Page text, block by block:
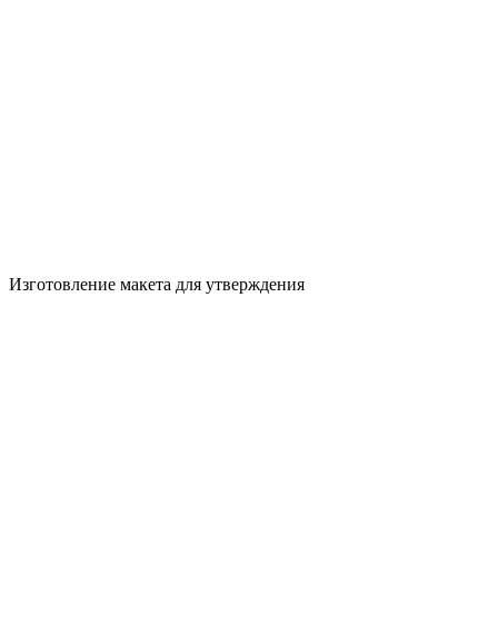
Изготовление макета для утверждения